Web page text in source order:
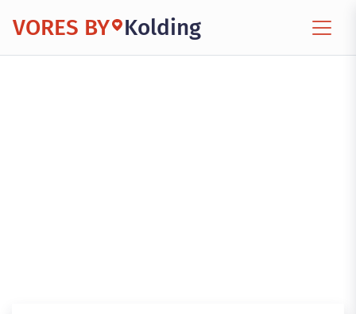
VORES BY Kolding